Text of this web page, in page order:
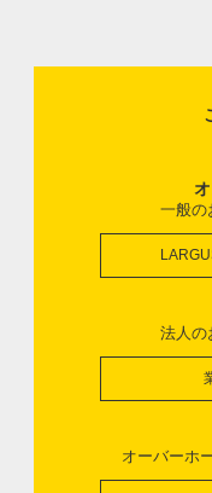
一般の
法人の
オーバーホ